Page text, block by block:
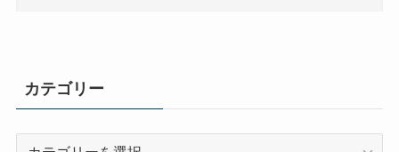
カテゴリー